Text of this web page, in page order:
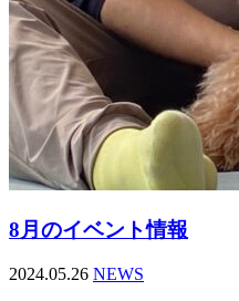
8月のイベント情報
2024.05.26 NEWS